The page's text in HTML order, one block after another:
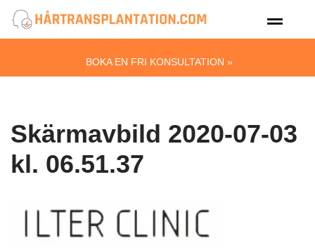
Hoppa
BOKA EN FRI KONSULTATION »
Skärmavbild 2020-07-03
kl. 06.51.37